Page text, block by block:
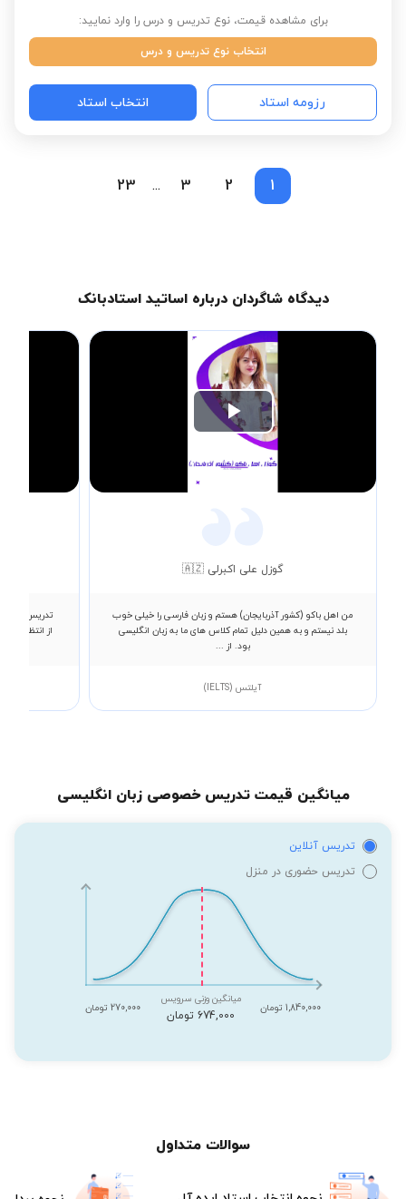
برای مشاهده قیمت، نوع تدریس و درس را وارد نمایید:
انتخاب نوع تدریس و درس
رزومه استاد انتخاب استاد
1
2
3
...
23
دیدگاه شاگردان درباره اساتید استادبانک
Play
Video
گوزل علی اکبرلی 🇦🇿
من اهل باکو (کشور آذربایجان) هستم و زبان فارسی را خیلی خوب
بلد نیستم و به همین دلیل تمام کلاس های ما به زبان انگلیسی
بود. از ...
آیلتس (IELTS)
تدریس
از انتظار
میانگین قیمت تدریس خصوصی زبان انگلیسی
تدریس آنلاین
تدریس حضوری در منزل
1,840,000 تومان
میانگین وزنی سرویس
674,000 تومان
270,000 تومان
سوالات متداول